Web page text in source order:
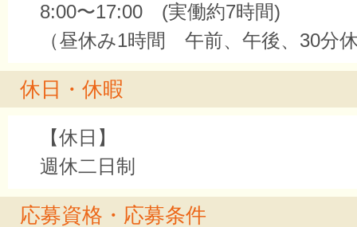
8:00〜17:00 (実働約7時間)
（昼休み1時間 午前、午後、30分
休日・休暇
【休日】
週休二日制
応募資格・応募条件